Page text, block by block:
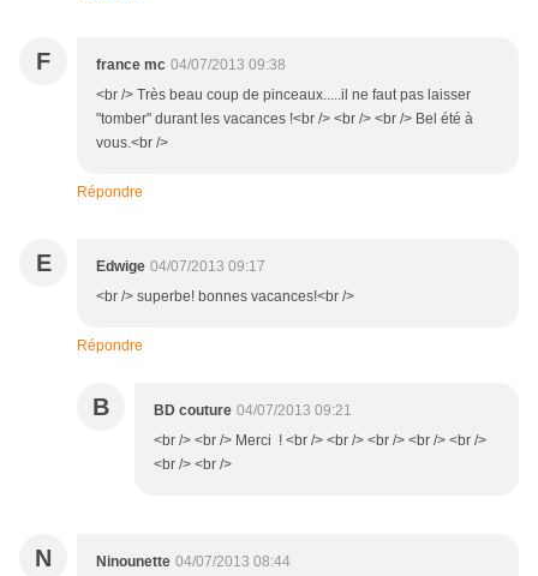
F france mc 04/07/2013 09:38
<br /> Très beau coup de pinceaux.....il ne faut pas laisser
"tomber" durant les vacances !<br /> <br /> <br /> Bel été à
vous.<br />
Répondre
E Edwige 04/07/2013 09:17
<br /> superbe! bonnes vacances!<br />
Répondre
B BD couture 04/07/2013 09:21
<br /> <br /> Merci ! <br /> <br /> <br /> <br /> <br />
<br /> <br />
N Ninounette 04/07/2013 08:44